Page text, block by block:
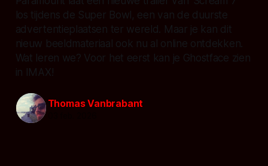
los tijdens de Super Bowl, een van de duurste
advertentieplaatsen ter wereld. Maar je kan dit
nieuw beeldmateriaal ook nu al online ontdekken.
Wat leren we? Voor het eerst kan je Ghostface zien
in IMAX!
Thomas Vanbrabant